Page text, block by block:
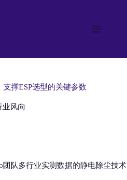
撑ESP选型的关键参数
业风向
团队多行业实测数据的静电除尘技术